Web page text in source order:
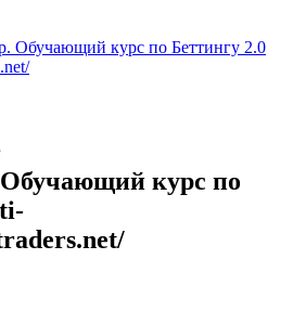
Обучающий курс по Беттингу 2.0
курс по